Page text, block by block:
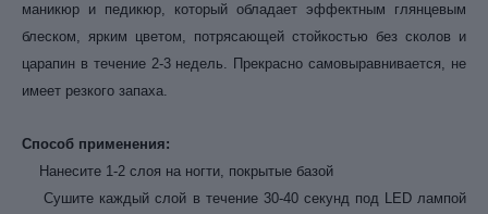
маникюр и педикюр, который обладает эффектным глянцевым
блеском, ярким цветом, потрясающей стойкостью без сколов и
царапин в течение 2-3 недель. Прекрасно самовыравнивается, не
имеет резкого запаха.
Способ применения:
Нанесите 1-2 слоя на ногти, покрытые базой
Сушите каждый слой в течение 30-40 секунд под LED лампой